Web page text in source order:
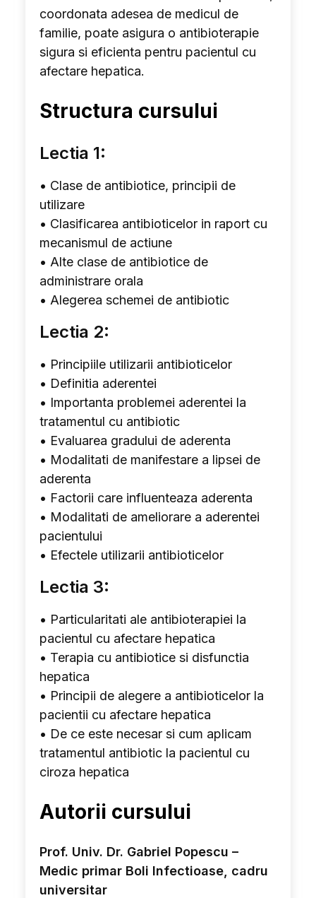
coordonata adesea de medicul de
familie, poate asigura o antibioterapie
sigura si eficienta pentru pacientul cu
afectare hepatica.
Structura cursului
Lectia 1:
• Clase de antibiotice, principii de
utilizare
• Clasificarea antibioticelor in raport cu
mecanismul de actiune
• Alte clase de antibiotice de
administrare orala
• Alegerea schemei de antibiotic
Lectia 2:
• Principiile utilizarii antibioticelor
• Definitia aderentei
• Importanta problemei aderentei la
tratamentul cu antibiotic
• Evaluarea gradului de aderenta
• Modalitati de manifestare a lipsei de
aderenta
• Factorii care influenteaza aderenta
• Modalitati de ameliorare a aderentei
pacientului
• Efectele utilizarii antibioticelor
Lectia 3:
• Particularitati ale antibioterapiei la
pacientul cu afectare hepatica
• Terapia cu antibiotice si disfunctia
hepatica
• Principii de alegere a antibioticelor la
pacientii cu afectare hepatica
• De ce este necesar si cum aplicam
tratamentul antibiotic la pacientul cu
ciroza hepatica
Autorii cursului
Prof. Univ. Dr. Gabriel Popescu –
Medic primar Boli Infectioase, cadru
universitar